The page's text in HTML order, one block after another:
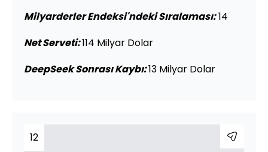
Milyarderler Endeksi'ndeki Sıralaması:14
Net Serveti:114 Milyar Dolar
DeepSeek Sonrası Kaybı:13 Milyar Dolar
12